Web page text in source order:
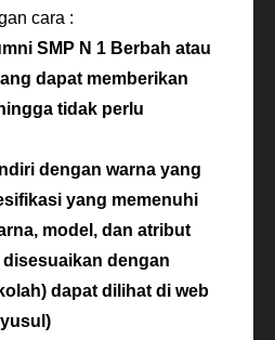
cara :
SMP N 1 Berbah atau
dapat memberikan
tidak perlu
dengan warna yang
yang memenuhi
model, dan atribut
dengan
dapat dilihat di web